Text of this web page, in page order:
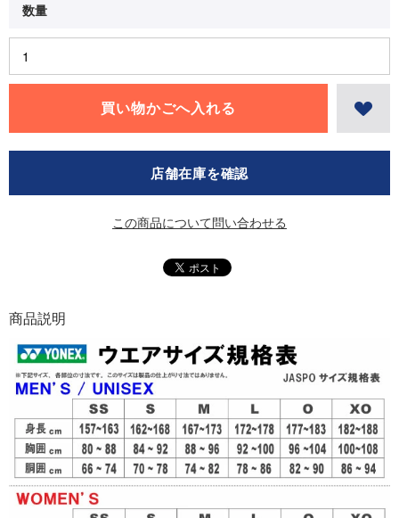
店舗在庫を確認
この商品について問い合わせる
商品説明